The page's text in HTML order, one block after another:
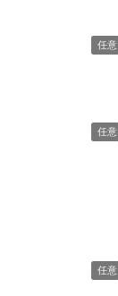
任意
任意
任意